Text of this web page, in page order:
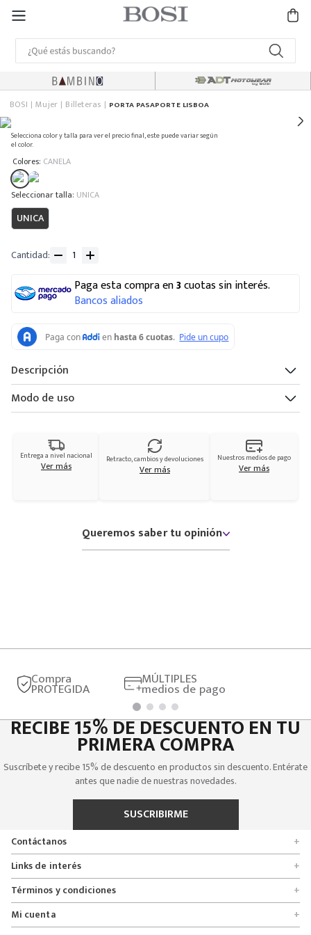
BOSI Mujer Billeteras PORTA PASAPORTE LISBOA
Selecciona color y talla para ver el precio final, este puede variar según
el color.
Colores: CANELA
: UNICA
UNICA
Cantidad
Paga esta compra en3cuotas sin interés.
Bancos aliados
Descripción
Modo de uso
Entrega a nivel nacional
Ver más Retracto, cambios y devoluciones
Ver más
Nuestros medios de pago
Ver más
Queremos saber tu opinión
Compra
PROTEGIDA
MÚLTIPLES
medios de pago
RECIBE 15% DE DESCUENTO EN TU
PRIMERA COMPRA
Suscríbete y recibe 15% de descuento en productos sin descuento. Entérate
antes que nadie de nuestras novedades.
SUSCRIBIRME
Contáctanos
+
Encuentra tu tienda
Formulario de solicitudes
Servicio al cliente
Línea nacional 01 8000 112674
Links de interés +
Quienes somos
Políticas de entrega, cambio y devolución
Políticas de privacidad
Términos y condiciones +
Promociones
Crédito Addi
Mi cuenta +
Rastrear mi pedido